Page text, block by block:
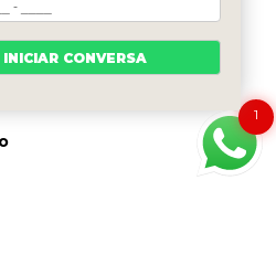
1
INICIAR CONVERSA